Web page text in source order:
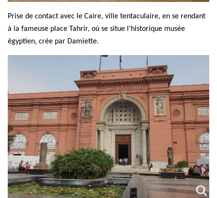
Prise de contact avec le Caire, ville tentaculaire, en se rendant
à la fameuse place Tahrir, où se situe l’historique musée
égyptien, crée par Damiette.